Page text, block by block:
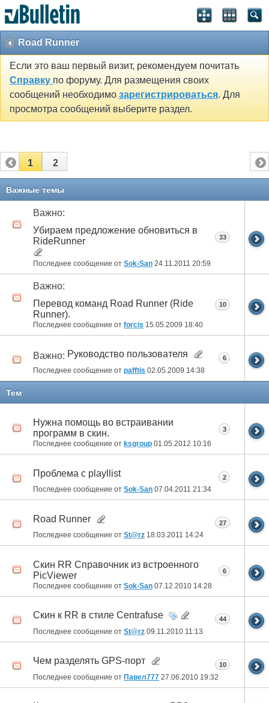
Road Runner
Если это ваш первый визит, рекомендуем почитать
Справку по форуму. Для размещения своих
сообщений необходимо зарегистрироваться. Для
просмотра сообщений выберите раздел.
1 2
Важные темы
Важно:
Убираем предложение обновиться в
RideRunner
Последнее сообщение от Sok-San 24.11.2011 20:59
33
Важно:
Перевод команд Road Runner (Ride
Runner).
Последнее сообщение от forcis 15.05.2009 18:40
10
Важно: Руководство пользователя
Последнее сообщение от pafftis 02.05.2009 14:38
6
Тем
Нужна помощь во встраивании
программ в скин.
Последнее сообщение от ksgroup 01.05.2012 10:16
3
Проблема с playllist
Последнее сообщение от Sok-San 07.04.2011 21:34
2
Road Runner
Последнее сообщение от St@rz 18.03.2011 14:24
27
Скин RR Справочник из встроенного
PicViewer
Последнее сообщение от Sok-San 07.12.2010 14:28
6
Скин к RR в стиле Centrafuse
Последнее сообщение от St@rz 09.11.2010 11:13
44
Чем разделять GPS-порт
Последнее сообщение от Павел777 27.06.2010 19:32
10